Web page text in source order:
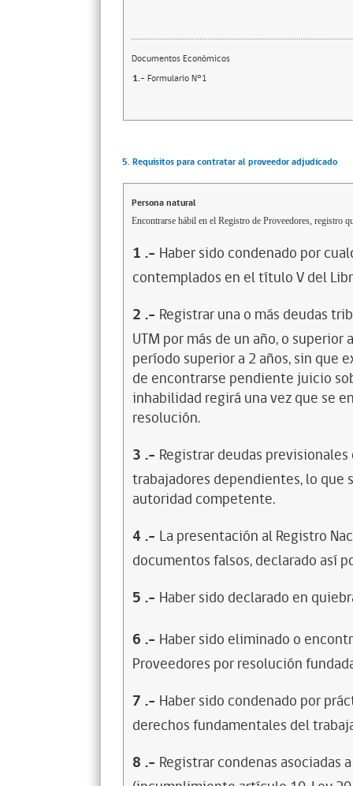
Documentos Económicos
1.- Formulario N°1
5. Requisitos para contratar al proveedor adjudicado
Persona natural
Encontrarse hábil en el Registro de Proveedores, registro
1 .- Haber sido condenado por
contemplados en el título V del
2 .- Registrar una o más deudas
UTM por más de un año, o
período superior a 2 años, sin que
de encontrarse pendiente juicio
inhabilidad regirá una vez que se
resolución.
3 .- Registrar deudas
trabajadores dependientes, lo
autoridad competente.
4 .- La presentación al Registro
documentos falsos, declarado así
5 .- Haber sido declarado en
6 .- Haber sido eliminado o
Proveedores por resolución
7 .- Haber sido condenado por
derechos fundamentales del
8 .- Registrar condenas asociadas